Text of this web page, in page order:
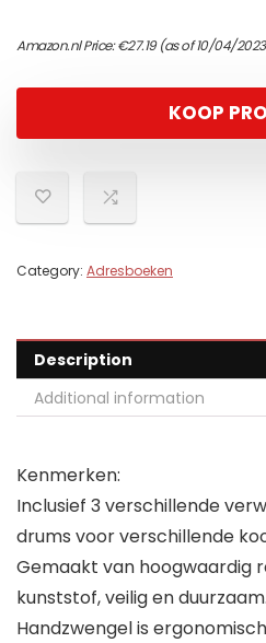
Amazon.nl Price:€27.19(as of 10/04/2023
KOOP
Category: Adresboeken
Description
Additional information
Kenmerken:
Inclusief 3 verschillende
drums voor verschillende
Gemaakt van hoogwaardig
kunststof, veilig en duurzaam.
Handzwengel is